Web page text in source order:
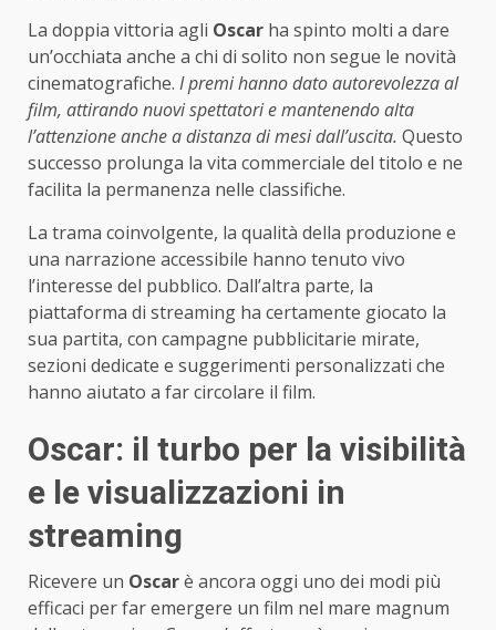
La doppia vittoria agli Oscar ha spinto molti a dare
un’occhiata anche a chi di solito non segue le novità
cinematografiche. I premi hanno dato autorevolezza al
film, attirando nuovi spettatori e mantenendo alta
l’attenzione anche a distanza di mesi dall’uscita. Questo
successo prolunga la vita commerciale del titolo e ne
facilita la permanenza nelle classifiche.
La trama coinvolgente, la qualità della produzione e
una narrazione accessibile hanno tenuto vivo
l’interesse del pubblico. Dall’altra parte, la
piattaforma di streaming ha certamente giocato la
sua partita, con campagne pubblicitarie mirate,
sezioni dedicate e suggerimenti personalizzati che
hanno aiutato a far circolare il film.
Oscar: il turbo per la visibilità
e le visualizzazioni in
streaming
Ricevere un Oscarè ancora oggi uno dei modi più
efficaci per far emergere un film nel mare magnum